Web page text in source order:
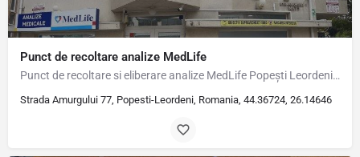
Punct de recoltare analize MedLife
Punct de recoltare si eliberare analize MedLife Popești Leordeni Adresă Str. Amurgului, nr. 77, Popești…
Strada Amurgului 77, Popesti-Leordeni, Romania, 44.36724, 26.14646